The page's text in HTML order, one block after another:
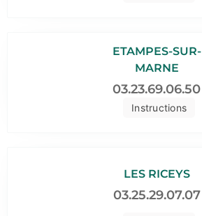
Instructions
ETAMPES-SUR-
MARNE
03.23.69.06.50
LES RICEYS
03.25.29.07.07